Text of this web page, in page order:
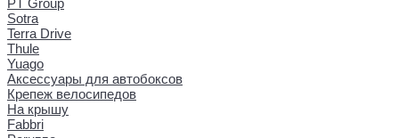
Sotra
Terra Drive
Thule
Yuago
Аксессуары для автобоксов
Крепеж велосипедов
На крышу
Fabbri